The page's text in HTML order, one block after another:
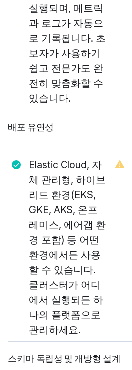
실행되며, 메트릭
과 로그가 자동으
로 기록됩니다. 초
보자가 사용하기
쉽고 전문가도 완
전히 맞춤화할 수
있습니다.
배포 유연성
Elastic Cloud, 자
체 관리형, 하이브
리드 환경(EKS,
GKE, AKS, 온프
레미스, 에어갭 환
경 포함) 등 어떤
환경에서든 사용
할 수 있습니다.
클러스터가 어디
에서 실행되든 하
나의 플랫폼으로
관리하세요.
스키마 독립성 및 개방형 설계